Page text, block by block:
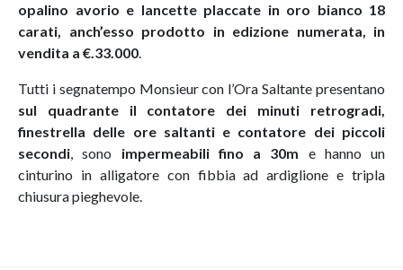
opalino avorio e lancette placcate in oro bianco 18
carati, anch’esso prodotto in edizione numerata, in
vendita a €.33.000.
Tutti i segnatempo Monsieur con l’Ora Saltante presentano
sul quadrante il contatore dei minuti retrogradi,
finestrella delle ore saltanti e contatore dei piccoli
secondi, sono impermeabili fino a 30m e hanno un
cinturino in alligatore con fibbia ad ardiglione e tripla
chiusura pieghevole.